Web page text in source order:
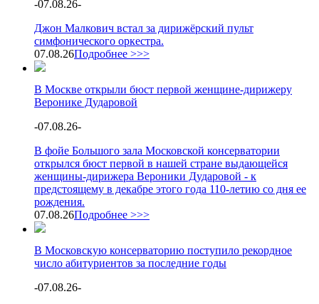
-07.08.26-
Джон Малкович встал за дирижёрский пульт
симфонического оркестра.
07.08.26Подробнее >>>
В Москве открыли бюст первой женщине-дирижеру
Веронике Дударовой
-07.08.26-
В фойе Большого зала Московской консерватории
открылся бюст первой в нашей стране выдающейся
женщины-дирижера Вероники Дударовой - к
предстоящему в декабре этого года 110-летию со дня ее
рождения.
07.08.26Подробнее >>>
В Московскую консерваторию поступило рекордное
число абитуриентов за последние годы
-07.08.26-